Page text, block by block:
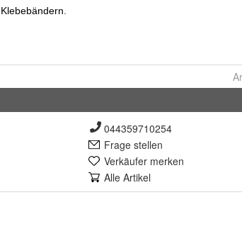
044359710254
Frage stellen
Verkäufer merken
Alle Artikel